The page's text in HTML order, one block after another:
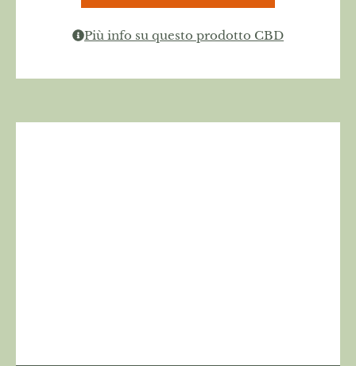
Più info su questo prodotto CBD